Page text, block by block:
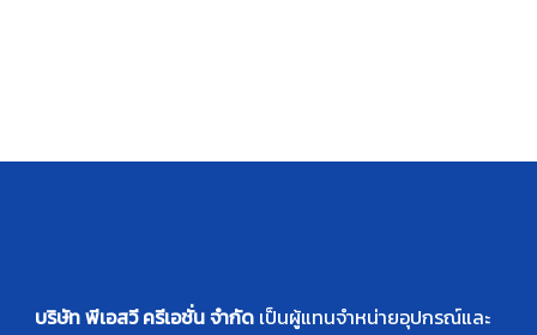
บริษัท พีเอสวี ครีเอชั่น จำกัด เป็นผู้แทนจำหน่ายอุปกรณ์และ